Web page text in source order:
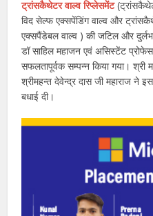
ट्रांसकैथेटर वाल्व रिप्लेसमेंट
विद सेल्फ एक्सपेंडिंग वाल्व और
एक्सपैंडेबल वाल्व ) की जटिल और दुर्लभ
डॉ साहिल महाजन एवं असिस्टेंट
सफलतापूर्वक सम्पन्न किया गया।
श्रीमहन्त देवेन्द्र दास जी महाराज ने
बधाई दी।